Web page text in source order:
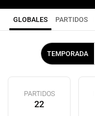
GLOBALES PARTIDOS
TEMPORADA
PARTIDOS
22